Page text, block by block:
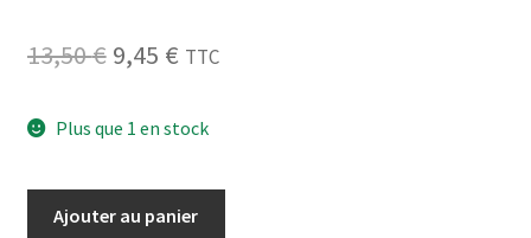
CGV
Livraison
13,50€ Le
initial
était :
13,50 €.
9,45 €Le
actuel
est :
9,45 €.
TTC
Plus que 1 en stock
Ajouter au panier